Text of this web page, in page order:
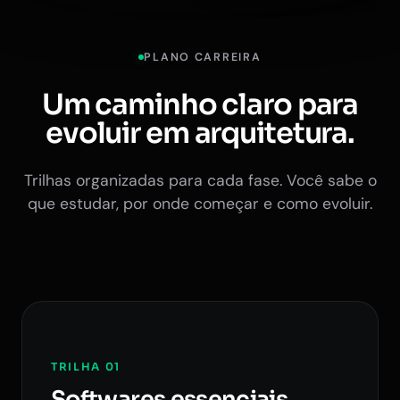
PLANO CARREIRA
Um caminho claro para
evoluir em arquitetura.
Trilhas organizadas para cada fase. Você sabe o
que estudar, por onde começar e como evoluir.
TRILHA 01